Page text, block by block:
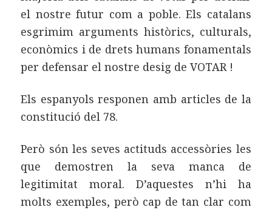
el nostre futur com a poble. Els catalans
esgrimim arguments històrics, culturals,
econòmics i de drets humans fonamentals
per defensar el nostre desig de VOTAR !
Els espanyols responen amb articles de la
constitució del 78.
Però són les seves actituds accessòries les
que demostren la seva manca de
legitimitat moral. D’aquestes n’hi ha
molts exemples, però cap de tan clar com